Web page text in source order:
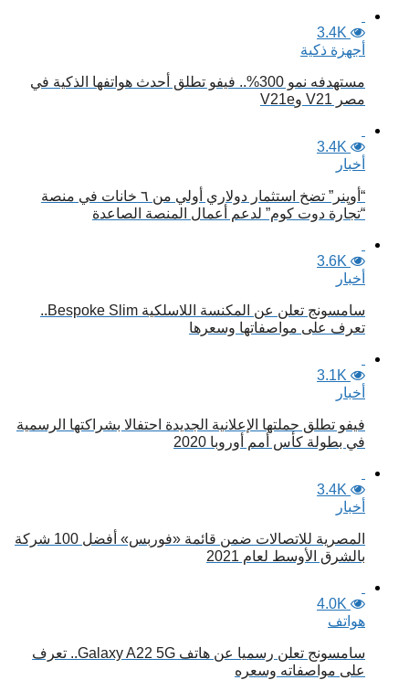
3.4K
أجهزة ذكية
مستهدفه نمو 300%.. فيفو تطلق أحدث هواتفها الذكية في
مصر V21 وV21e
3.4K
أخبار
“أوپنر” تضخ استثمار دولاري أولي من ٦ خانات في منصة
“تجارة دوت كوم” لدعم أعمال المنصة الصاعدة
3.6K
أخبار
سامسونج تعلن عن المكنسة اللاسلكية Bespoke Slim..
تعرف على مواصفاتها وسعرها
3.1K
أخبار
فيفو تطلق حملتها الإعلانية الجديدة احتفالا بشراكتها الرسمية
في بطولة كأس أمم أوروبا 2020
3.4K
أخبار
المصرية للاتصالات ضمن قائمة «فوربس» أفضل 100 شركة
بالشرق الأوسط لعام 2021
4.0K
هواتف
سامسونج تعلن رسميا عن هاتف Galaxy A22 5G.. تعرف
على مواصفاته وسعره